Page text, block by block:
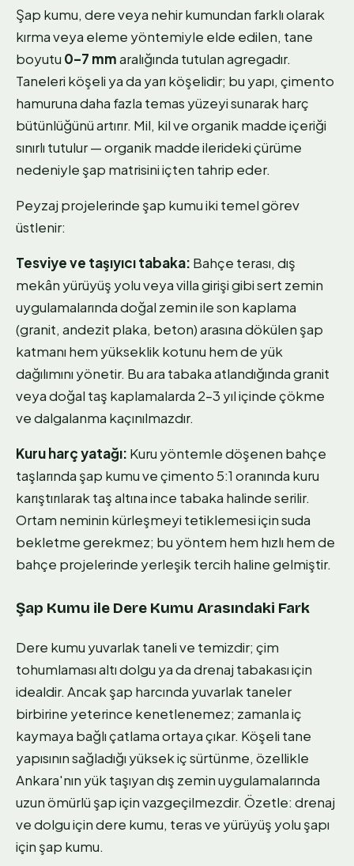
Şap kumu, dere veya nehir kumundan farklı olarak
kırma veya eleme yöntemiyle elde edilen, tane
boyutu 0–7 mmaralığında tutulan agregadır.
Taneleri köşeli ya da yarı köşelidir; bu yapı, çimento
hamuruna daha fazla temas yüzeyi sunarak harç
bütünlüğünü artırır. Mil, kil ve organik madde içeriği
sınırlı tutulur — organik madde ilerideki çürüme
nedeniyle şap matrisini içten tahrip eder.
Peyzaj projelerinde şap kumu iki temel görev
üstlenir:
Tesviye ve taşıyıcı tabaka: Bahçe terası, dış
mekân yürüyüş yolu veya villa girişi gibi sert zemin
uygulamalarında doğal zemin ile son kaplama
(granit, andezit plaka, beton) arasına dökülen şap
katmanı hem yükseklik kotunu hem de yük
dağılımını yönetir. Bu ara tabaka atlandığında granit
veya doğal taş kaplamalarda 2–3 yıl içinde çökme
ve dalgalanma kaçınılmazdır.
Kuru harç yatağı: Kuru yöntemle döşenen bahçe
taşlarında şap kumu ve çimento 5:1 oranında kuru
karıştırılarak taş altına ince tabaka halinde serilir.
Ortam neminin kürleşmeyi tetiklemesi için suda
bekletme gerekmez; bu yöntem hem hızlı hem de
bahçe projelerinde yerleşik tercih haline gelmiştir.
Şap Kumu ile Dere Kumu Arasındaki Fark
Dere kumu yuvarlak taneli ve temizdir; çim
tohumlaması altı dolgu ya da drenaj tabakası için
idealdir. Ancak şap harcında yuvarlak taneler
birbirine yeterince kenetlenemez; zamanla iç
kaymaya bağlı çatlama ortaya çıkar. Köşeli tane
yapısının sağladığı yüksek iç sürtünme, özellikle
Ankara'nın yük taşıyan dış zemin uygulamalarında
uzun ömürlü şap için vazgeçilmezdir. Özetle: drenaj
ve dolgu için dere kumu, teras ve yürüyüş yolu şapı
için şap kumu.